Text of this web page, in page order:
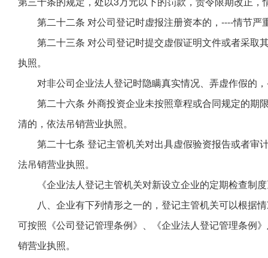
第二十二条 对公司登记时虚报注册资本的，----情节严
第二十三条 对公司登记时提交虚假证明文件或者采取
执照。
对非公司企业法人登记时隐瞒真实情况、弄虚作假的
第二十六条 外商投资企业未按照章程或合同规定的期
清的，依法吊销营业执照。
第二十七条 登记主管机关对出具虚假验资报告或者审
法吊销营业执照。
《企业法人登记主管机关对新设立企业的定期检查制
八、企业有下列情形之一的，登记主管机关可以根据
可按照《公司登记管理条例》、《企业法人登记管理条例
销营业执照。